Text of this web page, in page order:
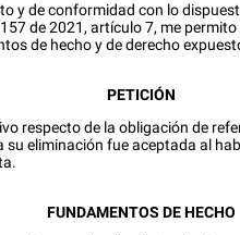
y de conformidad con lo
de 2021, artículo 7, me
de hecho y de derecho
PETICIÓN
respecto de la obligación de
eliminación fue aceptada al
FUNDAMENTOS DE HECHO